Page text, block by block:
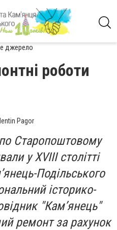
джерело
роботи
Pagor
Старопоштовому
у XVIIІ столітті
Подільського
історико-
"Кам’янець"
ремонт за рахунок